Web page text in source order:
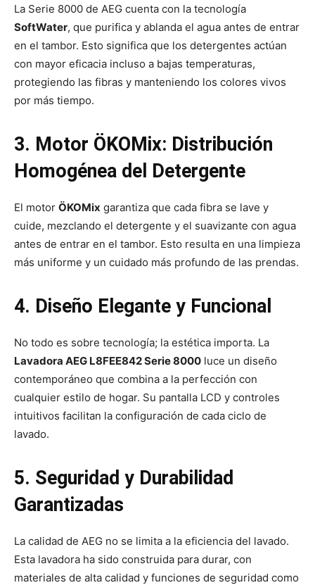
La Serie 8000 de AEG cuenta con la tecnología
SoftWater, que purifica y ablanda el agua antes de entrar
en el tambor. Esto significa que los detergentes actúan
con mayor eficacia incluso a bajas temperaturas,
protegiendo las fibras y manteniendo los colores vivos
por más tiempo.
3. Motor ÖKOMix: Distribución
Homogénea del Detergente
El motor ÖKOMix garantiza que cada fibra se lave y
cuide, mezclando el detergente y el suavizante con agua
antes de entrar en el tambor. Esto resulta en una limpieza
más uniforme y un cuidado más profundo de las prendas.
4. Diseño Elegante y Funcional
No todo es sobre tecnología; la estética importa. La
Lavadora AEG L8FEE842 Serie 8000 luce un diseño
contemporáneo que combina a la perfección con
cualquier estilo de hogar. Su pantalla LCD y controles
intuitivos facilitan la configuración de cada ciclo de
lavado.
5. Seguridad y Durabilidad
Garantizadas
La calidad de AEG no se limita a la eficiencia del lavado.
Esta lavadora ha sido construida para durar, con
materiales de alta calidad y funciones de seguridad como